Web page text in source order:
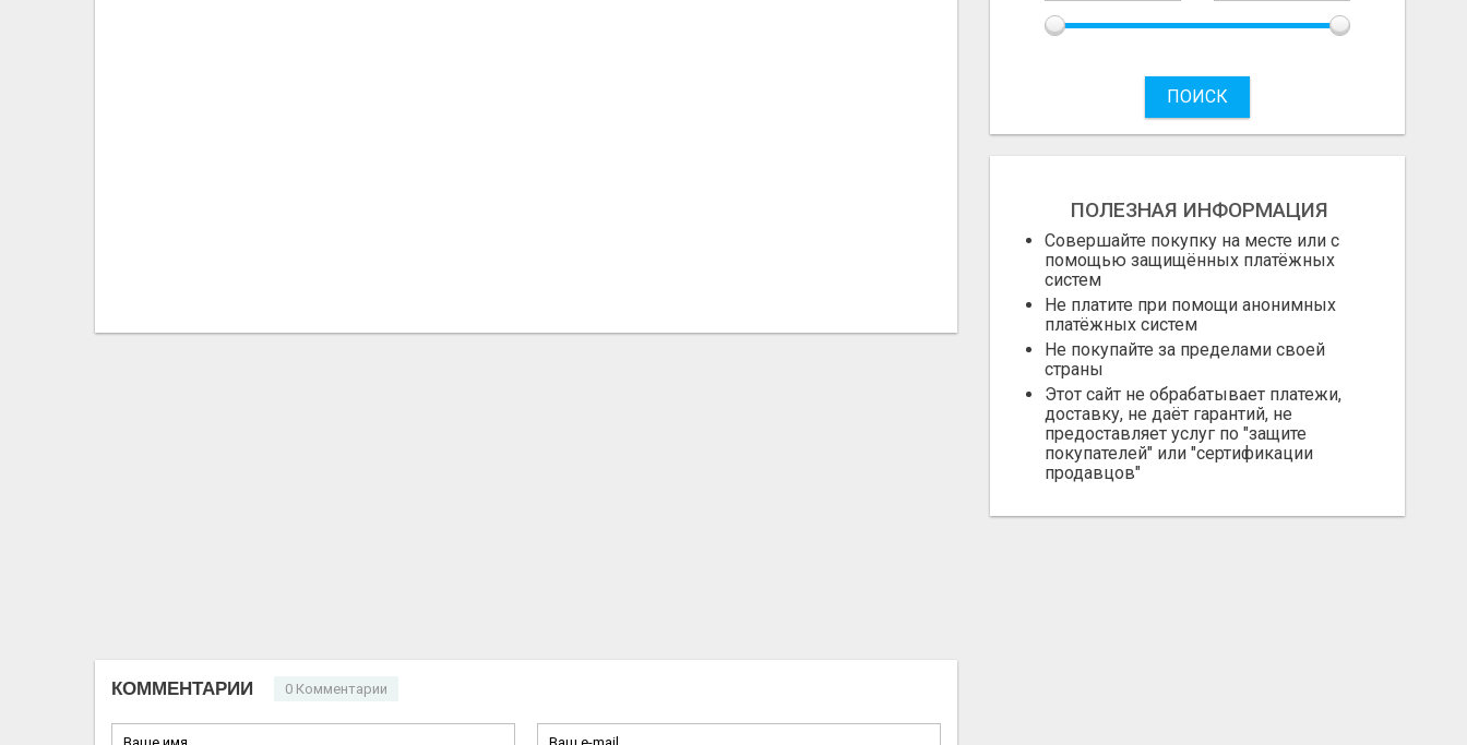
КОММЕНТАРИИ 0 Комментарии
ПОИСК
ПОЛЕЗНАЯ ИНФОРМАЦИЯ
Совершайте покупку на месте или с
помощью защищённых платёжных
систем
Не платите при помощи анонимных
платёжных систем
Не покупайте за пределами своей
страны
Этот сайт не обрабатывает платежи,
доставку, не даёт гарантий, не
предоставляет услуг по "защите
покупателей" или "сертификации
продавцов"